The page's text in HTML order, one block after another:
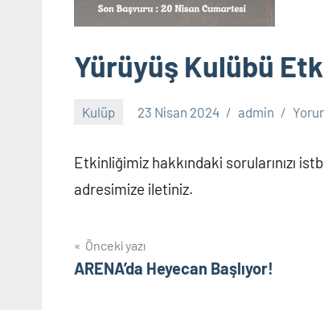
Yürüyüş Kulübü
Kulüp 23 Nisan 2024 admin
Etkinliğimiz hakkındaki sorularınızı
adresimize iletiniz.
Yazı
gezinmesi
Önceki yazı
ARENA’da Heyecan Başlıyor!